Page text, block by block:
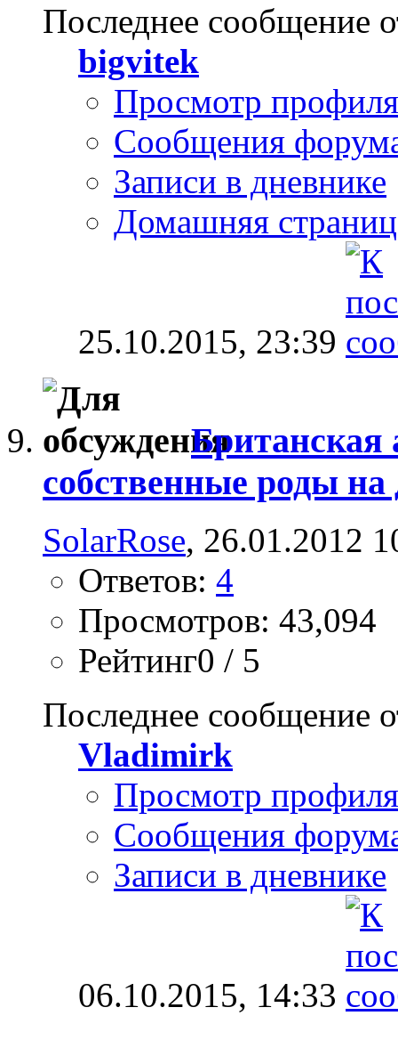
Последнее сообщение
bigvitek
Просмотр профиля
Сообщения
Записи в дневнике
Домашняя
25.10.2015, 23:39
Британская
собственные роды на
SolarRose, 26.01.2012
Ответов: 4
Просмотров: 43,094
Рейтинг0 / 5
Последнее сообщение
Vladimirk
Просмотр профиля
Сообщения
Записи в дневнике
06.10.2015, 14:33